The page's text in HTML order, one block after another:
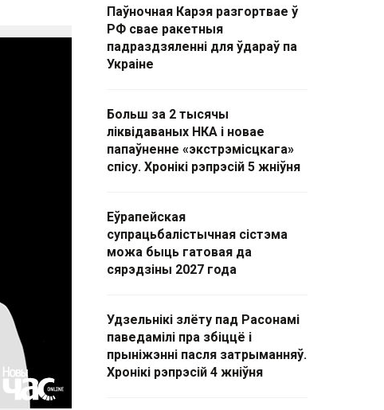
Паўночная Карэя разгортвае ў
РФ свае ракетныя
падраздзяленні для ўдараў па
Украіне
Больш за 2 тысячы
ліквідаваных НКА і новае
папаўненне «экстрэмісцкага»
спісу. Хронікі рэпрэсій 5 жніўня
Еўрапейская
супрацьбалістычная сістэма
можа быць гатовая да
сярэдзіны 2027 года
Удзельнікі злёту пад Расонамі
паведамілі пра збіццё і
прыніжэнні пасля затрыманняў.
Хронікі рэпрэсій 4 жніўня